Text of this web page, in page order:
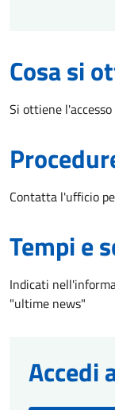
Cosa si
Si ottiene
Contatta l'ufficio
Tempi e
Indicati
"ultime news"
Accedi